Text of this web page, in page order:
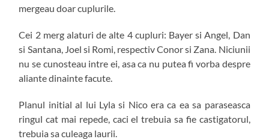
mergeau doar cuplurile.
Cei 2 merg alaturi de alte 4 cupluri: Bayer si Angel, Dan
si Santana, Joel si Romi, respectiv Conor si Zana. Niciunii
nu se cunosteau intre ei, asa ca nu putea fi vorba despre
aliante dinainte facute.
Planul initial al lui Lyla si Nico era ca ea sa paraseasca
ringul cat mai repede, caci el trebuia sa fie castigatorul,
trebuia sa culeaga laurii.